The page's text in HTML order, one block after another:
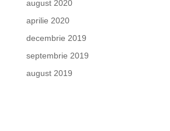
august 2020
aprilie 2020
decembrie 2019
septembrie 2019
august 2019